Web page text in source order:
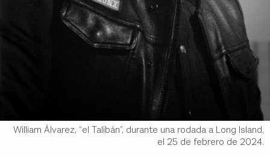
William Álvarez, “el Talibán”, durante una rodada a Long Island,
el 25 de febrero de 2024.